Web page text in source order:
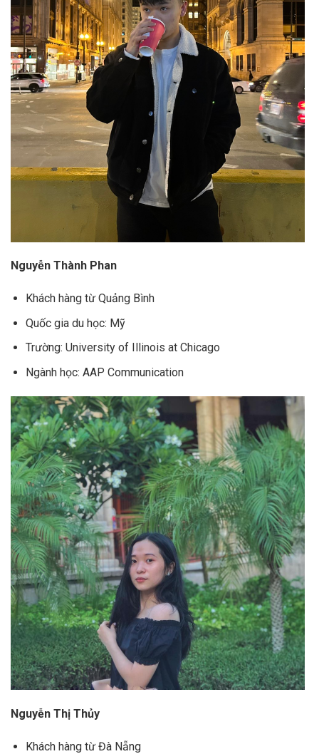
Nguyễn Thành Phan
Khách hàng từ Quảng Bình
Quốc gia du học: Mỹ
Trường: University of Illinois at Chicago
Ngành học: AAP Communication
Nguyễn Thị Thủy
Khách hàng từ Đà Nẵng